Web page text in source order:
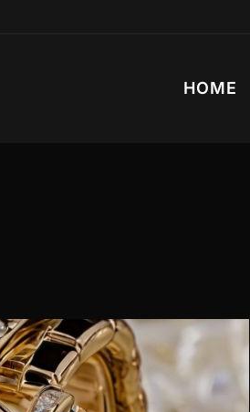
HOME